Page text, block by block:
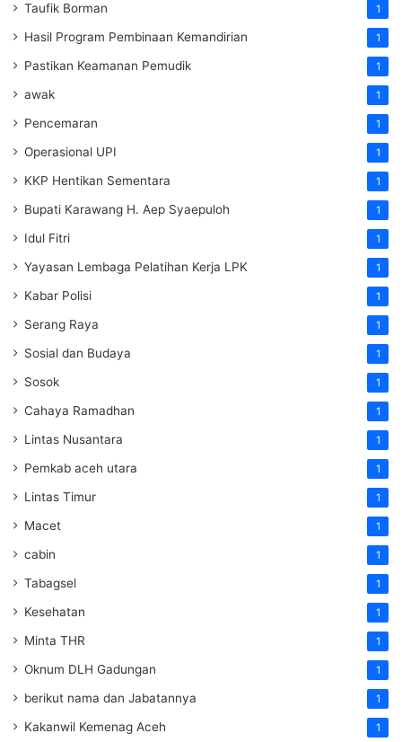
Taufik Borman 1
Hasil Program Pembinaan Kemandirian 1
Pastikan Keamanan Pemudik 1
awak 1
Pencemaran 1
Operasional UPI 1
KKP Hentikan Sementara 1
Bupati Karawang H. Aep Syaepuloh 1
Idul Fitri 1
Yayasan Lembaga Pelatihan Kerja LPK 1
Kabar Polisi 1
Serang Raya 1
Sosial dan Budaya 1
Sosok 1
Cahaya Ramadhan 1
Lintas Nusantara 1
Pemkab aceh utara 1
Lintas Timur 1
Macet 1
cabin 1
Tabagsel 1
Kesehatan 1
Minta THR 1
Oknum DLH Gadungan 1
berikut nama dan Jabatannya 1
Kakanwil Kemenag Aceh 1